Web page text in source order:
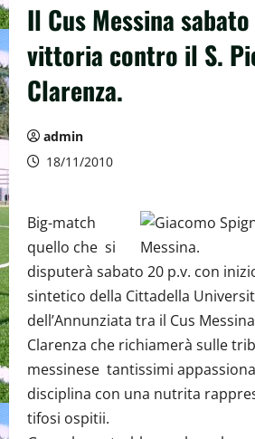
Il Cus Messina
vittoria contro il S.
Clarenza.
admin
18/11/2010
Big-match
quello che si
disputerà sabato 20 p.v. con
sintetico della Cittadella
dell’Annunziata tra il Cus
Clarenza che richiamerà sulle
messinese tantissimi
disciplina con una nutrita
tifosi ospitii.